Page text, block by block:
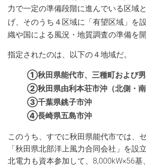
力で一定の準備段階に進んでいる区域
げ、そのうち４区域に「有望区域」を
織や国による風況・地質調査の準備を開
指定されたのは、以下の４地域だ。
①秋田県能代市、三種町および
②秋田県由利本荘市沖（北側・南
③千葉県銚子市沖
④長崎県五島市沖
このうち、すでに秋田県能代市では、
「秋田県北部洋上風力合同会社」を設
北電力も資本参加して、8,000kW×56基